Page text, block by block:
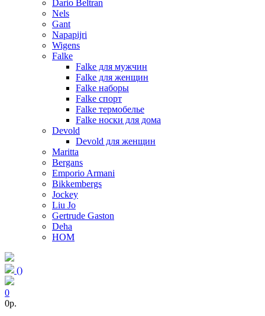
Dario Beltran
Nels
Gant
Napapijri
Wigens
Falke
Falke для мужчин
Falke для женщин
Falke наборы
Falke спорт
Falke термобелье
Falke носки для дома
Devold
Devold для женщин
Maritta
Bergans
Emporio Armani
Bikkembergs
Jockey
Liu Jo
Gertrude Gaston
Deha
HOM
()
0
0p.